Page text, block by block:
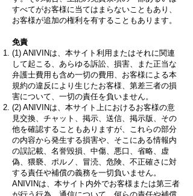
すべてがお客様に当てはまらないこともあり、
お客様が追加の権利を有することもあります。
免責
(1) ANIVINは、本サイト利用またはそれに関連
して起こる、あらゆる訴訟、損害、また正当な
弁護士費用も含め一切の費用、お客様による本
規約の違反により生じたお客様、第差三者の損
害について、一切の責任を負いません。
(2) ANIVINは、本サイト上におけるお客様の意
見交換、チャット、掲示、送信、掲示版、その
他を確認することもありますが、これらの部分
の内容から発生する損害や、そこにある情報内
の誤記載、名誉毀損、中傷、悪口、省略、虚
偽、猥褻、ポルノ、冒涜、危険、不正確さに対
する責任や補償の義務を一切負いません。
ANIVINは、本サイト内外でお客様または第三者